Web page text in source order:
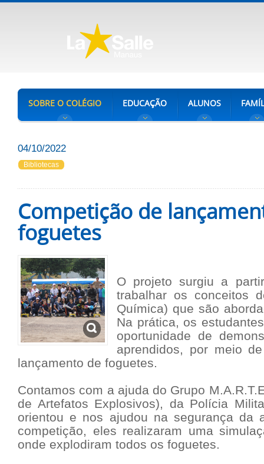
SOBRE O COLÉGIO EDUCAÇÃO ALUNOS
04/10/2022
Bibliotecas
Competição de
foguetes
O projeto surgiu a
trabalhar os conceitos
Química) que são
Na prática, os
oportunidade de
aprendidos, por meio
lançamento de foguetes.
Contamos com a ajuda do Grupo
de Artefatos Explosivos), da Polícia
orientou e nos ajudou na segurança da
competição, eles realizaram uma
onde explodiram todos os foguetes.